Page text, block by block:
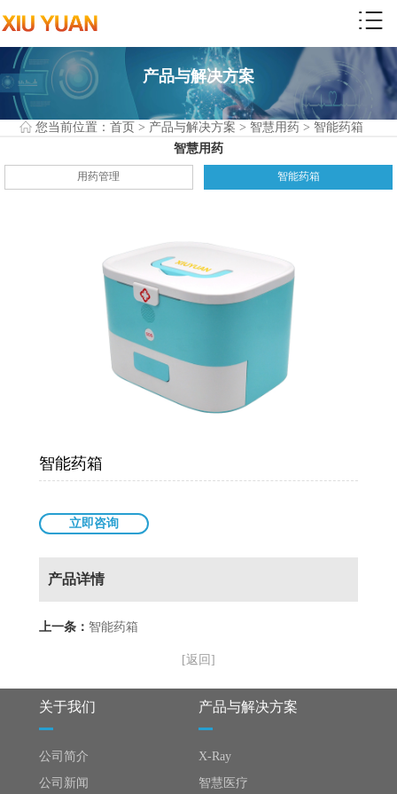
产品与解决方案
您当前位置：首页 > 产品与解决方案 > 智慧用药 > 智能药箱
智慧用药
用药管理 智能药箱
智能药箱
立即咨询
产品详情
上一条： 智能药箱
[返回]
关于我们
公司简介
公司新闻
产品与解决方案
X-Ray
智慧医疗